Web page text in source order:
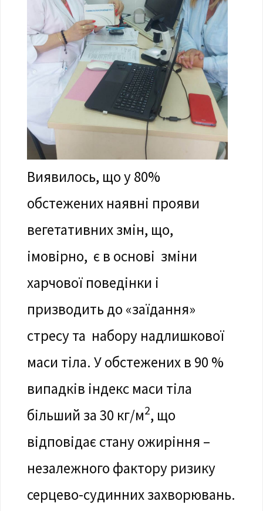
Виявилось, що у 80%
обстежених наявні прояви
вегетативних змін, що,
імовірно, є в основі зміни
харчової поведінки і
призводить до «заїдання»
стресу та набору надлишкової
маси тіла. У обстежених в 90 %
випадків індекс маси тіла
більший за 30 кг/м2, що
відповідає стану ожиріння –
незалежного фактору ризику
серцево-судинних захворювань.